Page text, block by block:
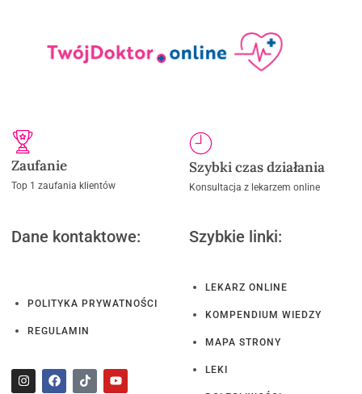
Zaufanie
Top 1 zaufania klientów
Szybki czas działania
Konsultacja z lekarzem online
Dane kontaktowe:
POLITYKA PRYWATNOŚCI
REGULAMIN
Szybkie linki:
LEKARZ ONLINE
KOMPENDIUM WIEDZY
MAPA STRONY
LEKI